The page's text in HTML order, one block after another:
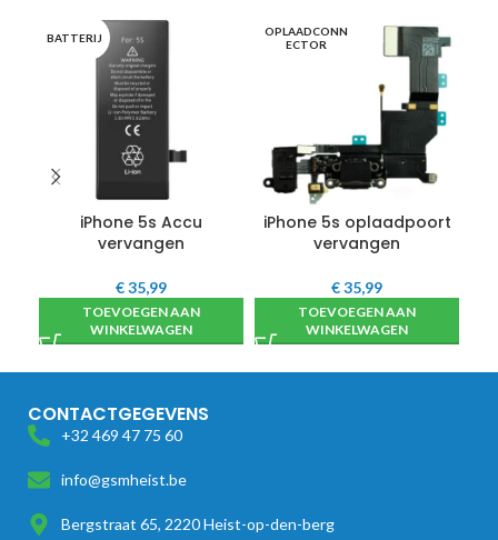
BATTERIJ
iPhone 5s Accu
vervangen
€35,99
TOEVOEGEN AAN
WINKELWAGEN
OPLAADCONN
ECTOR
iPhone 5s oplaadpoort
vervangen
€35,99
TOEVOEGEN AAN
WINKELWAGEN
CONTACTGEGEVENS
+32 469 47 75 60
info@gsmheist.be
Bergstraat 65, 2220 Heist-op-den-berg